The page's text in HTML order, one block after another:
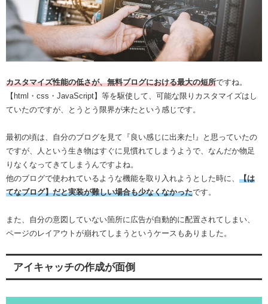
カスタマイズ性能の低さが、無料ブログにおける最大の短所ですね。
【html・css・JavaScript】等を駆使して、可能な限りカスタマイズはし
ていたのですが、とうとう限界が来たという感じです。
最初の頃は、自分のブログを見て『良い感じに出来た!』と思っていたの
ですが、人という生き物はすぐに見慣れてしまうようで、なんだか物足
りなくなってきてしまうんですよね。
他のブログで使われているような機能を取り入れようとした時に、 【は
てなブログ】だと実装が難しい場合も少なくなかったです。
また、自分の意図していない箇所に広告が自動的に配置されてしまい、
ページのレイアウトが崩れてしまうというケースもありました。
アイキャッチの作成が面倒